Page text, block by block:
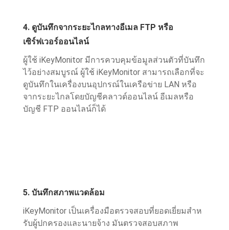
4. ดูบันทึกจากระยะไกลทางอีเมล FTP หรือ
เซิร์ฟเวอร์ออนไลน์
ผู้ใช้ iKeyMonitor มีการควบคุมข้อมูลส่วนตัวที่บันทึก
ไว้อย่างสมบูรณ์ ผู้ใช้ iKeyMonitor สามารถเลือกที่จะ
ดูบันทึกในเครื่องบนอุปกรณ์ในเครือข่าย LAN หรือ
จากระยะไกลโดยบัญชีคลาวด์ออนไลน์ อีเมลหรือ
บัญชี FTP ออนไลน์ก็ได้
5. บันทึกสภาพแวดล้อม
iKeyMonitor เป็นเครื่องมือตรวจสอบที่ยอดเยี่ยมสําห
รับผู้ปกครองและนายจ้าง มันตรวจสอบสภาพ